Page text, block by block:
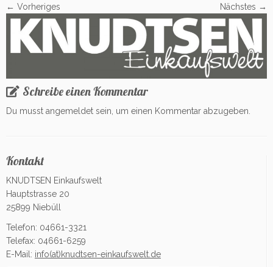
← Vorheriges Nächstes →
Schreibe einen Kommentar
Du musst angemeldet sein, um einen Kommentar abzugeben.
Kontakt
KNUDTSEN Einkaufswelt
Hauptstrasse 20
25899 Niebüll
Telefon: 04661-3321
Telefax: 04661-6259
E-Mail: info(at)knudtsen-einkaufswelt.de